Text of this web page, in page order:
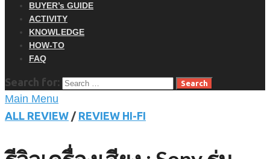
BUYER’s GUIDE
ACTIVITY
KNOWLEDGE
HOW-TO
FAQ
Search for:
Main Menu
ALL REVIEW / REVIEW HI-FI